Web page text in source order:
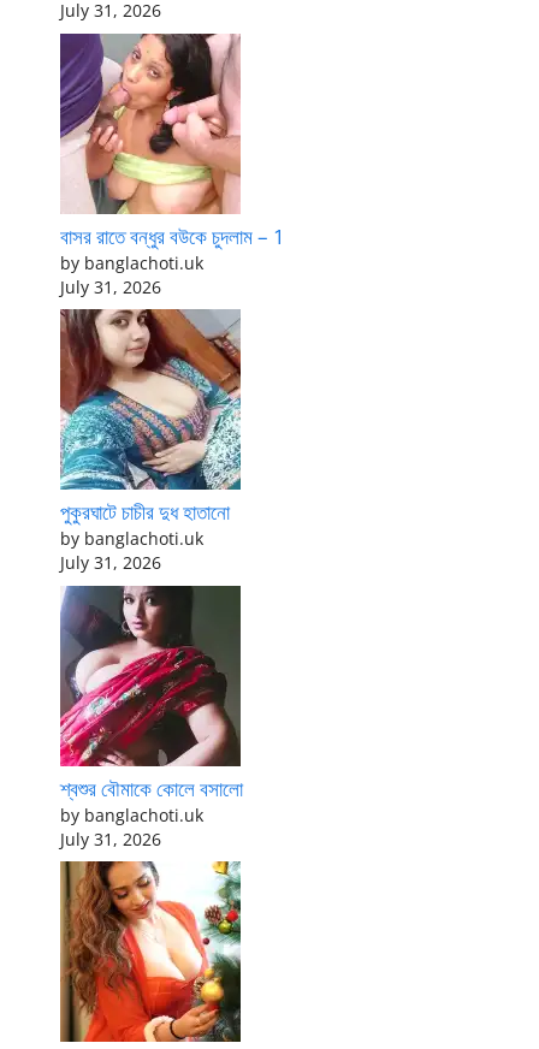
July 31, 2026
বাসর রাতে বন্ধুর বউকে চুদলাম – 1
by banglachoti.uk
July 31, 2026
পুকুরঘাটে চাচীর দুধ হাতানো
by banglachoti.uk
July 31, 2026
শ্বশুর বৌমাকে কোলে বসালো
by banglachoti.uk
July 31, 2026